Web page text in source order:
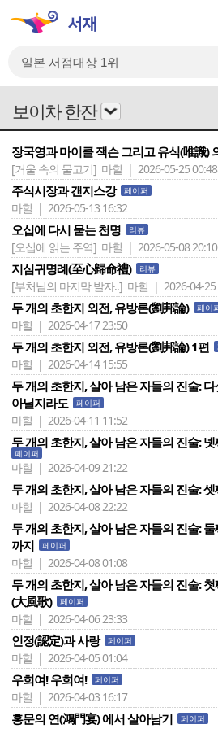
보이차 한잔
장국영과 마이클 잭슨 그리고 유식(唯識)
[거울 속의 물고기] 마힐 | 2026-05-25 00:48
주식시장과 갠지스강 페이퍼
마힐 | 2026-05-13 16:32
오십에 다시 묻는 천명 리뷰
[오십에 읽는 주역] 마힐 | 2026-05-08 20:10
지심귀명례(至心歸命禮) 리뷰
[부처님의 마지막 발자..] 마힐 | 2026-04-25
두 개의 초한지 외전, 유방론(劉邦論) 페이
마힐 | 2026-04-17 23:50
두 개의 초한지 외전, 유방론(劉邦論) 1편
마힐 | 2026-04-14 15:55
두 개의 초한지, 살아 남은 자들의 진술:
아닐지라도
페이퍼
마힐 | 2026-04-11 11:52
두 개의 초한지, 살아 남은 자들의 진술:
페이퍼
마힐 | 2026-04-09 21:22
두 개의 초한지, 살아 남은 자들의 진술:
마힐 | 2026-04-08 22:22
두 개의 초한지, 살아 남은 자들의 진술:
까지
페이퍼
마힐 | 2026-04-08 01:08
두 개의 초한지, 살아 남은 자들의 진술:
(大風歌)
페이퍼
마힐 | 2026-04-06 23:33
인정(認定)과 사랑 페이퍼
마힐 | 2026-04-05 01:04
우희여! 우희여! 페이퍼
마힐 | 2026-04-03 16:17
홍문의 연(鴻門宴) 에서 살아남기 페이퍼